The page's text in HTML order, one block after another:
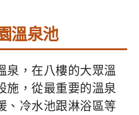
溫泉池
泉，在八樓的大眾溫
施，從最重要的溫泉
、冷水池跟淋浴區等